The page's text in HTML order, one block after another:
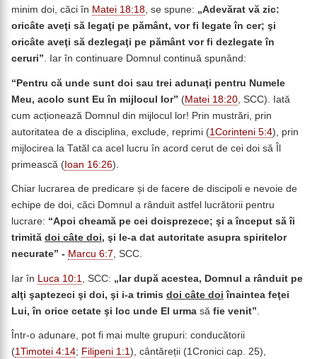
minim doi, căci în Matei 18:18, se spune: „Adevărat vă zic:
oricâte aveţi să legaţi pe pământ, vor fi legate în cer; şi
oricâte aveţi să dezlegaţi pe pământ vor fi dezlegate în
ceruri”. Iar în continuare Domnul continuă spunând:
“Pentru că unde sunt doi sau trei adunaţi pentru Numele
Meu, acolo sunt Eu în mijlocul lor” (Matei 18:20 , SCC). Iată
cum acționează Domnul din mijlocul lor! Prin mustrări, prin
autoritatea de a disciplina, exclude, reprimi (1Corinteni 5:4), prin
mijlocirea la Tatăl ca acel lucru în acord cerut de cei doi să Îl
primească ( Ioan 16:26).
Chiar lucrarea de predicare și de facere de discipoli e nevoie de
echipe de doi, căci Domnul a rânduit astfel lucrătorii pentru
lucrare: “Apoi cheamă pe cei doisprezece; şi a început să îi
trimită doi câte doi, şi le-a dat autoritate asupra spiritelor
necurate” - Marcu 6:7, SCC.
Iar în Luca 10:1 , SCC: „Iar după acestea, Domnul a rânduit pe
alţi şaptezeci şi doi, şi i-a trimis doi câte doi înaintea feţei
Lui, în orice cetate şi loc unde El urma să fie venit”
Într-o adunare, pot fi mai multe grupuri: conducătorii
(1Timotei 4:14; Filipeni 1:1), cântăreții (1Cronici cap. 25),